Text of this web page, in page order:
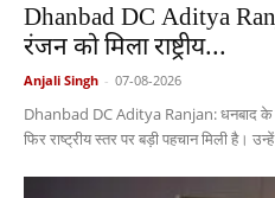
Dhanbad DC Aditya
रंजन को मिला राष्ट्रीय...
Anjali Singh - 07-08-2026
Dhanbad DC Aditya Ranjan: धनबाद के
फिर राष्ट्रीय स्तर पर बड़ी पहचान मिली है।